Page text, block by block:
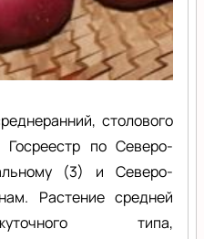
столового
по Северо-
(3) и Северо-
Растение средней
типа,